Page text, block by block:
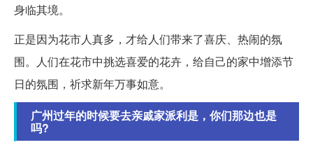
身临其境。
正是因为花市人真多，才给人们带来了喜庆、热闹的氛
围。人们在花市中挑选喜爱的花卉，给自己的家中增添节
日的氛围，祈求新年万事如意。
广州过年的时候要去亲戚家派利是，你们那边也是
吗?